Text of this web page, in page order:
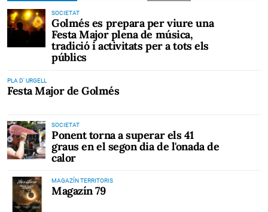
SOCIETAT
Golmés es prepara per viure una
Festa Major plena de música,
tradició i activitats per a tots els
públics
PLA D' URGELL
Festa Major de Golmés
SOCIETAT
Ponent torna a superar els 41
graus en el segon dia de l'onada de
calor
MAGAZÍN TERRITORIS
Magazín 79